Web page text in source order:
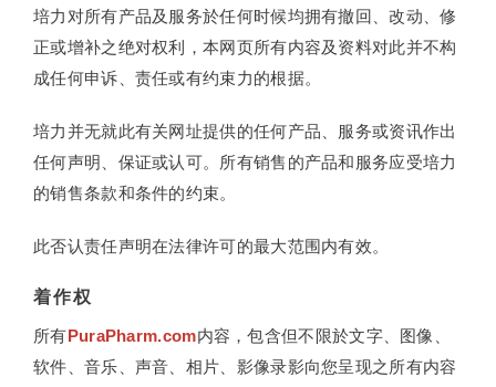
培力对所有产品及服务於任何时候均拥有撤回、改动、修
正或增补之绝对权利，本网页所有内容及资料对此并不构
成任何申诉、责任或有约束力的根据。
培力并无就此有关网址提供的任何产品、服务或资讯作出
任何声明、保证或认可。所有销售的产品和服务应受培力
的销售条款和条件的约束。
此否认责任声明在法律许可的最大范围内有效。
着作权
所有PuraPharm.com内容，包含但不限於文字、图像、
软件、音乐、声音、相片、影像录影向您呈现之所有内容